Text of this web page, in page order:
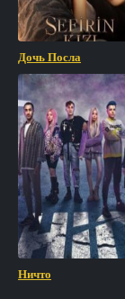
Дочь Посла
Ничто